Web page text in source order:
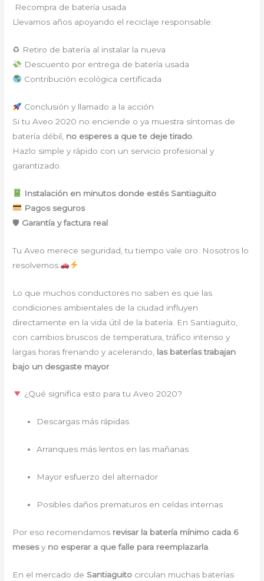
Recompra de batería usada
Llevamos años apoyando el reciclaje responsable:
♻ Retiro de batería al instalar la nueva
Descuento por entrega de batería usada
Contribución ecológica certificada
Conclusión y llamado a la acción
Si tu Aveo 2020 no enciende o ya muestra síntomas de
batería débil, no esperes a que te deje tirado
Hazlo simple y rápido con un servicio profesional y
garantizado.
Instalación en minutos donde estés Santiaguito
Pagos seguros
🛡 Garantía y factura real
Tu Aveo merece seguridad, tu tiempo vale oro. Nosotros lo
resolvemos.
Lo que muchos conductores no saben es que las
condiciones ambientales de la ciudad influyen
directamente en la vida útil de la batería. En Santiaguito,
con cambios bruscos de temperatura, tráfico intenso y
largas horas frenando y acelerando, las baterías trabajan
bajo un desgaste mayor.
¿Qué significa esto para tu Aveo 2020?
Descargas más rápidas
Arranques más lentos en las mañanas
Mayor esfuerzo del alternador
Posibles daños prematuros en celdas internas
Por eso recomendamos revisar la batería mínimo cada 6
mesesy no esperar a que falle para reemplazarla
En el mercado de Santiaguito circulan muchas baterías